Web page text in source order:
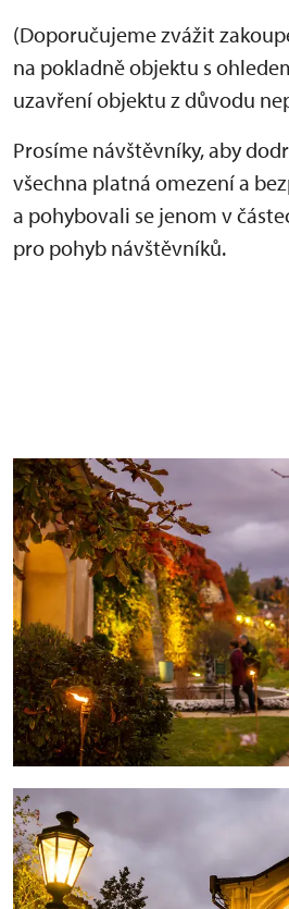
(Doporučujeme zvážit
na pokladně objektu s
uzavření objektu z důvodu
Prosíme návštěvníky, aby
všechna platná omezení a
a pohybovali se jenom v
pro pohyb návštěvníků.